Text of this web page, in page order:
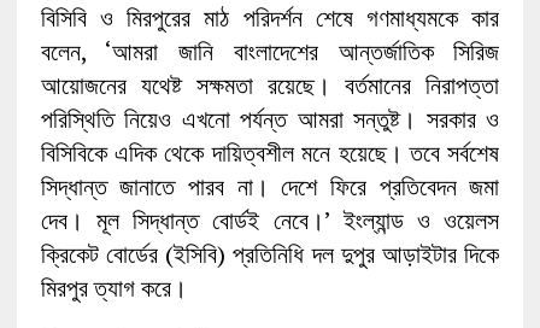
বিসিবি ও মিরপুরের মাঠ পরিদর্শন শেষে গণমাধ্যমকে কার
বলেন, ‌‌‌‘আমরা জানি বাংলাদেশের আন্তর্জাতিক সিরিজ
আয়োজনের যথেষ্ট সক্ষমতা রয়েছে। বর্তমানের নিরাপত্তা
পরিস্থিতি নিয়েও এখনো পর্যন্ত আমরা সন্তুষ্ট। সরকার ও
বিসিবিকে এদিক থেকে দায়িত্বশীল মনে হয়েছে। তবে সর্বশেষ
সিদ্ধান্ত জানাতে পারব না। দেশে ফিরে প্রতিবেদন জমা
দেব। মূল সিদ্ধান্ত বোর্ডই নেবে।’ ইংল্যান্ড ও ওয়েলস
ক্রিকেট বোর্ডের (ইসিবি) প্রতিনিধি দল দুপুর আড়াইটার দিকে
মিরপুর ত্যাগ করে।